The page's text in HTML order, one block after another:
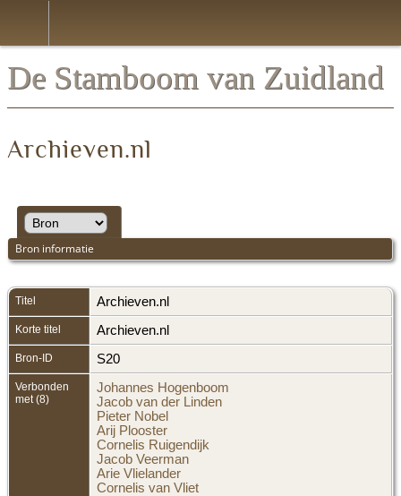
De Stamboom van Zuidland
Archieven.nl
Bron informatie
Titel Archieven.nl
Korte titel Archieven.nl
Bron-ID S20
Verbonden
met (8)
Johannes Hogenboom
Jacob van der Linden
Pieter Nobel
Arij Plooster
Cornelis Ruigendijk
Jacob Veerman
Arie Vlielander
Cornelis van Vliet